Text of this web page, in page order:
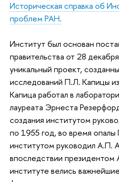
Историческая справка об
проблем РАН.
Институт был основан
правительства от 28
уникальный проект,
исследований П.Л. Капицы
Капица работал в
лауреата Эрнеста
создания институтом
по 1955 год, во время
институтом руководил А.П.
впоследствии
институте велись